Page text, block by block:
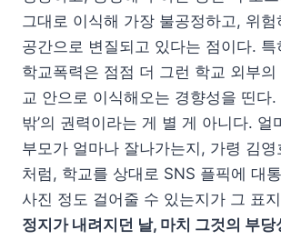
그대로 이식해 가장 불공정하고, 위
공간으로 변질되고 있다는 점이다. 특
학교폭력은 점점 더 그런 학교 외부
교 안으로 이식해오는 경향성을 띤다.
밖’의 권력이라는 게 별 게 아니다. 얼
부모가 얼마나 잘나가는지, 가령 김
처럼, 학교를 상대로 SNS 플픽에 대
사진 정도 걸어줄 수 있는지가 그 표
정지가 내려지던 날, 마치 그것의 부